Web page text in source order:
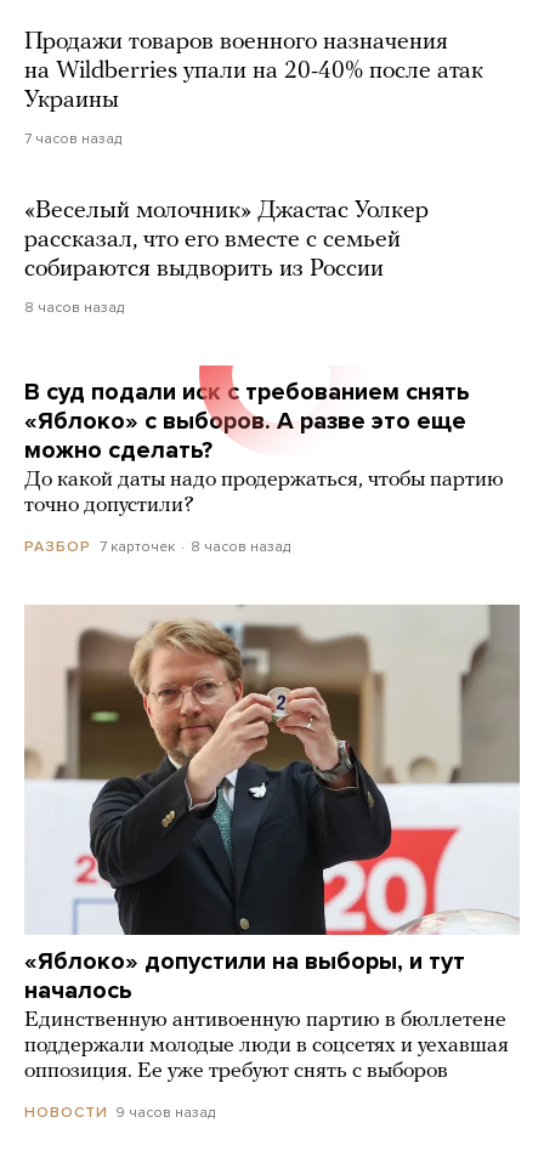
Продажи товаров военного назначения
на Wildberries упали на 20-40% после атак
Украины
7 часов назад
«Веселый молочник» Джастас Уолкер
рассказал, что его вместе с семьей
собираются выдворить из России
8 часов назад
В суд подали иск с требованием снять
«Яблоко» с выборов. А разве это еще
можно сделать?
До какой даты надо продержаться, чтобы партию
точно допустили?
РАЗБОР 7 карточек 8 часов назад
«Яблоко» допустили на выборы, и тут
началось
Единственную антивоенную партию в бюллетене
поддержали молодые люди в соцсетях и уехавшая
оппозиция. Ее уже требуют снять с выборов
НОВОСТИ 9 часов назад